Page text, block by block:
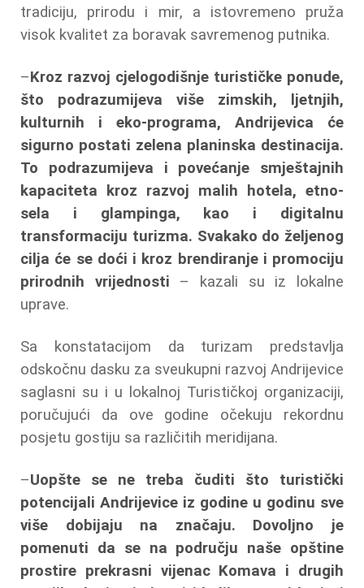
tradiciju, prirodu i mir, a istovremeno pruža
visok kvalitet za boravak savremenog putnika.
–Kroz razvoj cjelogodišnje turističke ponude,
što podrazumijeva više zimskih, ljetnjih,
kulturnih i eko-programa, Andrijevica će
sigurno postati zelena planinska destinacija.
To podrazumijeva i povećanje smještajnih
kapaciteta kroz razvoj malih hotela, etno-
sela i glampinga, kao i digitalnu
transformaciju turizma. Svakako do željenog
cilja će se doći i kroz brendiranje i promociju
prirodnih vrijednosti – kazali su iz lokalne
uprave.
Sa konstatacijom da turizam predstavlja
odskočnu dasku za sveukupni razvoj Andrijevice
saglasni su i u lokalnoj Turističkoj organizaciji,
poručujući da ove godine očekuju rekordnu
posjetu gostiju sa različitih meridijana.
–Uopšte se ne treba čuditi što turistički
potencijali Andrijevice iz godine u godinu sve
više dobijaju na značaju. Dovoljno je
pomenuti da se na području naše opštine
prostire prekrasni vijenac Komava i drugih